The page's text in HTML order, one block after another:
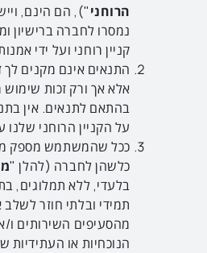
הרוחני"), הם הינם,
נמסרו לחברה ברישיון
קניין רוחני ועל ידי
התנאים אינם מקנים לך
אלא אך ורק זכות
בהתאם לתנאים. אין
על הקניין הרוחני שלנו
ככל שהמשתמש מספק
כלשהן לחברה (להלן "
בלעדי, ללא תמלוגים,
תמידי ובלתי חוזר
מהסעיפים השירותים ו/
הנוכחיות או